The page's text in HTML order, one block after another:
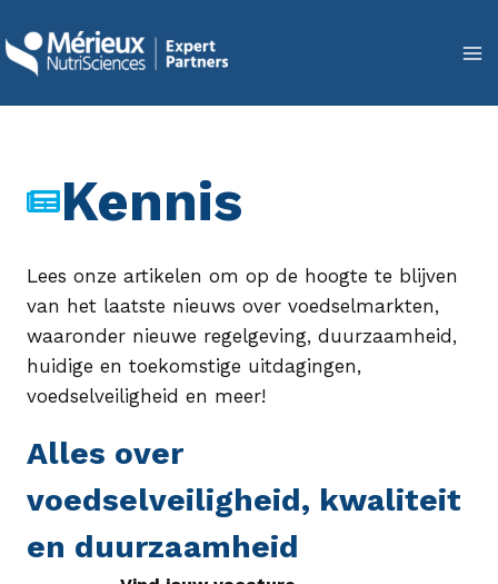
naar
inhoud
Kennis
Lees onze artikelen om op de hoogte te blijven
van het laatste nieuws over voedselmarkten,
waaronder nieuwe regelgeving, duurzaamheid,
huidige en toekomstige uitdagingen,
voedselveiligheid en meer!
Alles over
voedselveiligheid, kwaliteit
en duurzaamheid